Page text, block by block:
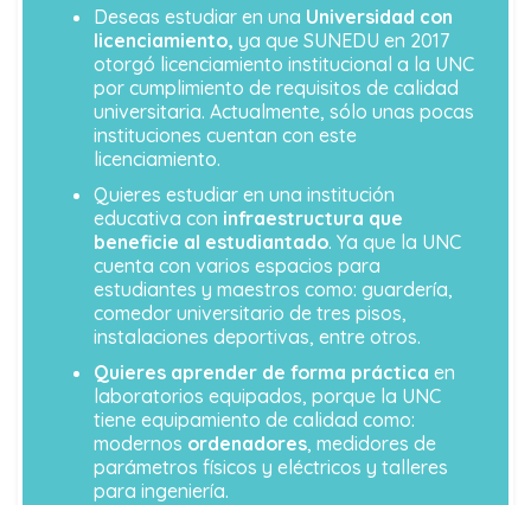
Deseas estudiar en una Universidad con
licenciamiento, ya que SUNEDU en 2017
otorgó licenciamiento institucional a la UNC
por cumplimiento de requisitos de calidad
universitaria. Actualmente, sólo unas pocas
instituciones cuentan con este
licenciamiento.
Quieres estudiar en una institución
educativa con infraestructura que
beneficie al estudiantado. Ya que la UNC
cuenta con varios espacios para
estudiantes y maestros como: guardería,
comedor universitario de tres pisos,
instalaciones deportivas, entre otros.
Quieres aprender de forma práctica en
laboratorios equipados, porque la UNC
tiene equipamiento de calidad como:
modernos ordenadores, medidores de
parámetros físicos y eléctricos y talleres
para ingeniería.